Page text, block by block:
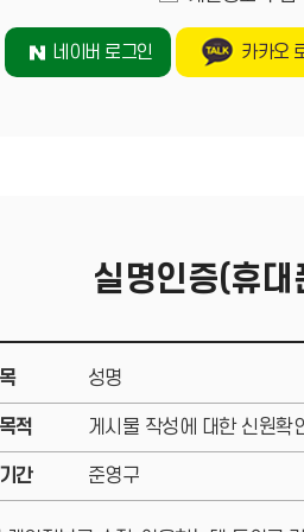
네이버 로그인 카카오
실명인증(휴대
성명
적 게시물 작성에 대한 신원확
간 준영구